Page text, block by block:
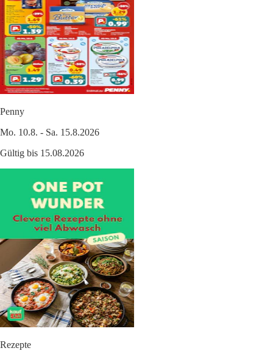
Penny
Mo. 10.8. - Sa. 15.8.2026
Gültig bis 15.08.2026
Rezepte